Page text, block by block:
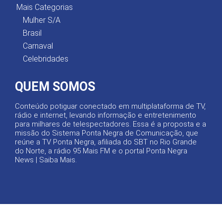
Mais Categorias
Mulher S/A
Brasil
Carnaval
Celebridades
QUEM SOMOS
Conteúdo potiguar conectado em multiplataforma de TV,
rádio e internet, levando informação e entretenimento
para milhares de telespectadores. Essa é a proposta e a
missão do Sistema Ponta Negra de Comunicação, que
reúne a TV Ponta Negra, afiliada do SBT no Rio Grande
do Norte, a rádio 95 Mais FM e o portal Ponta Negra
News | Saiba Mais.